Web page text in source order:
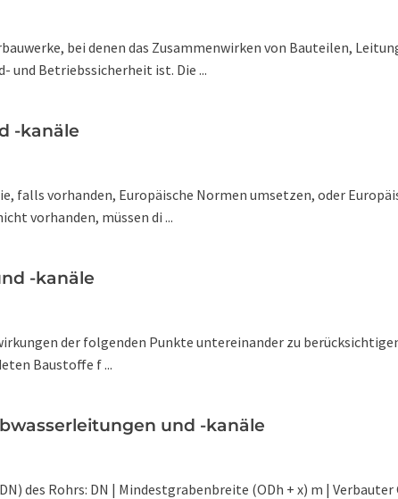
bei denen das Zusammenwirken von Bauteilen,
und Betriebssicherheit ist. Die ...
-kanäle
falls vorhanden, Europäische Normen umsetzen, oder
vorhanden, müssen di ...
-kanäle
der folgenden Punkte untereinander zu
Baustoffe f ...
und -kanäle
des Rohrs: DN | Mindestgrabenbreite (ODh + x) m | Verbauter